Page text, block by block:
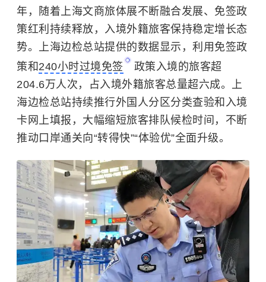
年，随着上海文商旅体展不断融合发展、免签政
策红利持续释放，入境外籍旅客保持稳定增长态
势。上海边检总站提供的数据显示，利用免签政
策和 240小时过境免签
政策入境的旅客超
204.6万人次，占入境外籍旅客总量超六成。上
海边检总站持续推行外国人分区分类查验和入境
卡网上填报，大幅缩短旅客排队候检时间，不断
推动口岸通关向“转得快”“体验优”全面升级。